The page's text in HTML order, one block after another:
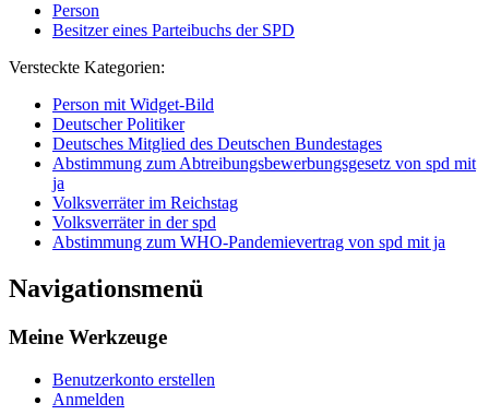
Person
Besitzer eines Parteibuchs der SPD
Versteckte Kategorien:
Person mit Widget-Bild
Deutscher Politiker
Deutsches Mitglied des Deutschen Bundestages
Abstimmung zum Abtreibungsbewerbungsgesetz von spd mit
ja
Volksverräter im Reichstag
Volksverräter in der spd
Abstimmung zum WHO-Pandemievertrag von spd mit ja
Navigationsmenü
Meine Werkzeuge
Benutzerkonto erstellen
Anmelden